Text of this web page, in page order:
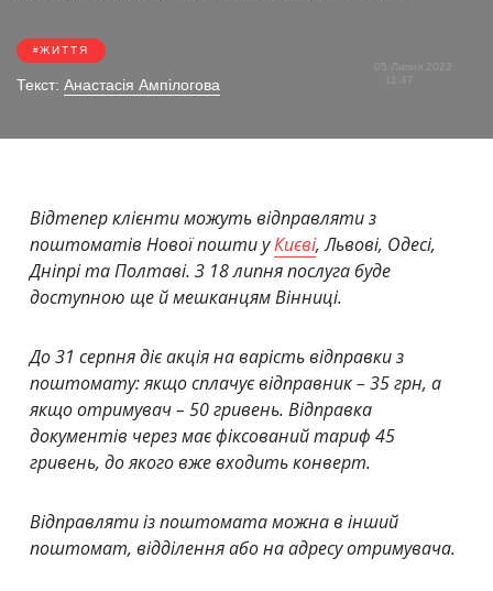
ЖИТТЯ
Текст: Анастасія Ампілогова
05 Липня 2022
11:47
Відтепер клієнти можуть відправляти з
поштоматів Нової пошти уКиєві, Львові, Одесі,
Дніпрі та Полтаві. З 18 липня послуга буде
доступною ще й мешканцям Вінниці.
До 31 серпня діє акція на варість відправки з
поштомату: якщо сплачує відправник – 35 грн, а
якщо отримувач – 50 гривень. Відправка
документів через має фіксований тариф 45
гривень, до якого вже входить конверт.
Відправляти із поштомата можна в інший
поштомат, відділення або на адресу отримувача.